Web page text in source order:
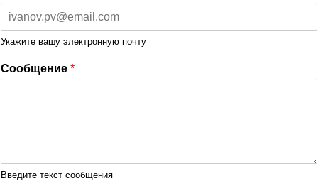
Укажите вашу электронную почту
Сообщение *
Введите текст сообщения